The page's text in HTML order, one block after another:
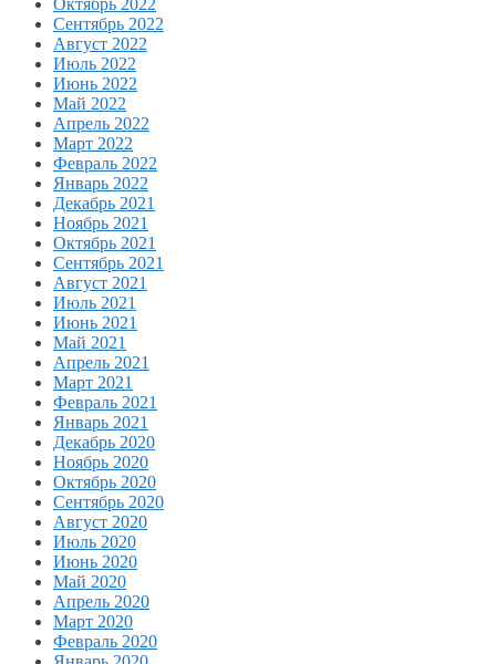
Октябрь 2022
Сентябрь 2022
Август 2022
Июль 2022
Июнь 2022
Май 2022
Апрель 2022
Март 2022
Февраль 2022
Январь 2022
Декабрь 2021
Ноябрь 2021
Октябрь 2021
Сентябрь 2021
Август 2021
Июль 2021
Июнь 2021
Май 2021
Апрель 2021
Март 2021
Февраль 2021
Январь 2021
Декабрь 2020
Ноябрь 2020
Октябрь 2020
Сентябрь 2020
Август 2020
Июль 2020
Июнь 2020
Май 2020
Апрель 2020
Март 2020
Февраль 2020